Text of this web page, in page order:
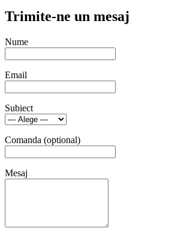
Trimite-ne un mesaj
Nume
Email
Subiect
Comanda (optional)
Mesaj